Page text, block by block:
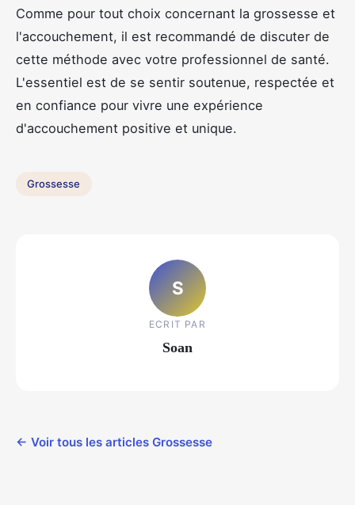
Comme pour tout choix concernant la grossesse et
l'accouchement, il est recommandé de discuter de
cette méthode avec votre professionnel de santé.
L'essentiel est de se sentir soutenue, respectée et
en confiance pour vivre une expérience
d'accouchement positive et unique.
Grossesse
S
ECRIT PAR
Soan
← Voir tous les articles Grossesse